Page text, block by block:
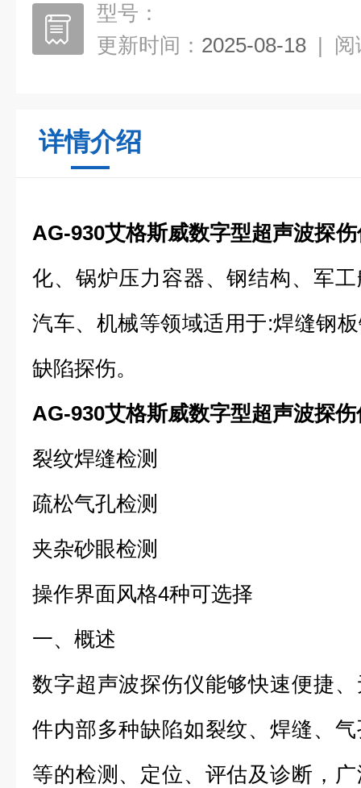
型号：
更新时间： 2025-08-18 | 阅
详情介绍
AG-930艾格斯威数字型超声波探
化、锅炉压力容器、钢结构、军
汽车、机械等领域适用于:焊缝钢
缺陷探伤。
AG-930艾格斯威数字型超声波探伤
裂纹焊缝检测
疏松气孔检测
夹杂砂眼检测
操作界面风格4种可选择
一、概述
数字超声波探伤仪能够快速便捷
件内部多种缺陷如裂纹、焊缝、
等的检测、定位、评估及诊断，